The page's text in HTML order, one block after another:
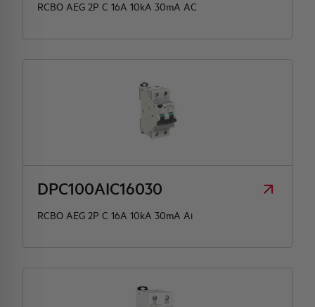
RCBO AEG 2P C 16A 10kA 30mA AC
DPC100AIC16030
RCBO AEG 2P C 16A 10kA 30mA Ai